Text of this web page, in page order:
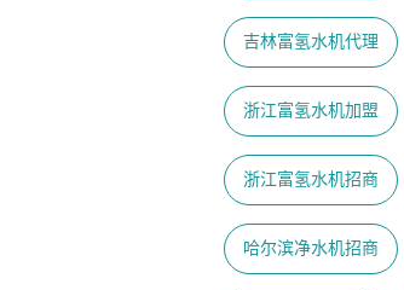
吉林富氢水机代理
浙江富氢水机加盟
浙江富氢水机招商
哈尔滨净水机招商